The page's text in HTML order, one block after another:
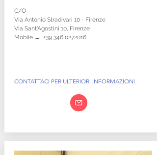
C/O
Via Antonio Stradivari 10 - Firenze
Via Sant'Agostini 10, Firenze
Mobile → +39 346 0272016
CONTATTACI PER ULTERIORI INFORMAZIONI